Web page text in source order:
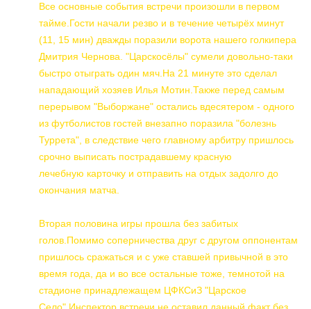
Все основные события встречи произошли в первом
тайме.Гости начали резво и в течение четырёх минут
(11, 15 мин) дважды поразили ворота нашего голкипера
Дмитрия Чернова. "Царскосёлы" сумели довольно-таки
быстро отыграть один мяч.На 21 минуте это сделал
нападающий хозяев Илья Мотин.Также перед самым
перерывом "Выборжане" остались вдесятером - одного
из футболистов гостей внезапно поразила "болезнь
Туррета", в следствие чего главному арбитру пришлось
срочно выписать пострадавшему красную
лечебную карточку и отправить на отдых задолго до
окончания матча.
Вторая половина игры прошла без забитых
голов.Помимо соперничества друг с другом оппонентам
пришлось сражаться и с уже ставшей привычной в это
время года, да и во все остальные тоже, темнотой на
стадионе принадлежащем ЦФКСиЗ "Царское